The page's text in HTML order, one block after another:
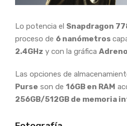
Lo potencia el Snapdragon
proceso de 6 nanómetros
2.4GHz y con la gráfica
Las opciones de
Purse son de 16GB en RAM
256GB/512GB de memoria